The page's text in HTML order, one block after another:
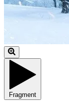
Fragment